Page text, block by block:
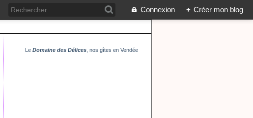
Connexion + Créer mon blog
Le Domaine des Délices, nos gîtes en Vendée